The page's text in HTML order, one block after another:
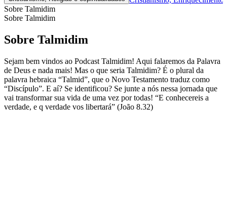
Sobre Talmidim
Sobre Talmidim
Sobre Talmidim
Sejam bem vindos ao Podcast Talmidim! Aqui falaremos da Palavra
de Deus e nada mais! Mas o que seria Talmidim? É o plural da
palavra hebraica “Talmid”, que o Novo Testamento traduz como
“Discípulo”.⁣ E aí? Se identificou? Se junte a nós nessa jornada que
vai transformar sua vida de uma vez por todas! “E conhecereis a
verdade, e q verdade vos libertará” (João 8.32) ⁣